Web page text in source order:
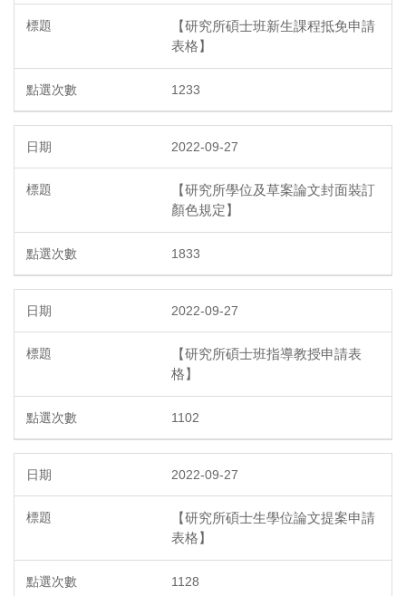
【研究所碩士班新生課程抵免申請
表格】
1233
2022-09-27
【研究所學位及草案論文封面裝訂
顏色規定】
1833
2022-09-27
【研究所碩士班指導教授申請表
格】
1102
2022-09-27
【研究所碩士生學位論文提案申請
表格】
1128